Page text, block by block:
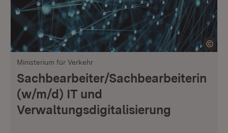
Ministerium für Verkehr
Sachbearbeiter/Sachbearbeiterin
(w/m/d) IT und
Verwaltungsdigitalisierung